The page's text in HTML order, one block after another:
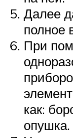
Далее
полное
При
как:
опушка.